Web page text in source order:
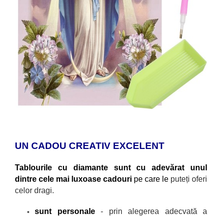
UN CADOU CREATIV EXCELENT
Tablourile cu diamante sunt cu adevărat unul
dintre cele mai luxoase cadouri pe care le puteți oferi
celor dragi.
sunt personale - prin alegerea adecvată a